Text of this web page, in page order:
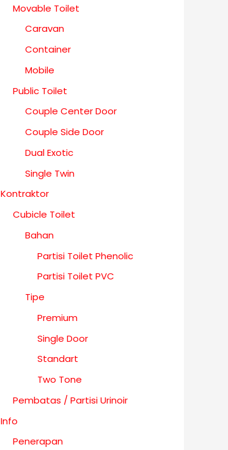
Movable Toilet
Caravan
Container
Mobile
Public Toilet
Couple Center Door
Couple Side Door
Dual Exotic
Single Twin
Kontraktor
Cubicle Toilet
Bahan
Partisi Toilet Phenolic
Partisi Toilet PVC
Tipe
Premium
Single Door
Standart
Two Tone
Pembatas / Partisi Urinoir
Info
Penerapan